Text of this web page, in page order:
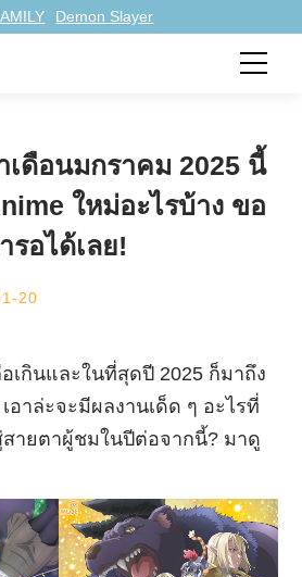
Demon Slayer
เดือนมกราคม 2025 นี้
ใหม่อะไรบ้าง ขอ
รอได้เลย!
20
อเกินและในที่สุดปี 2025 ก็มาถึง
อาล่ะจะมีผลงานเด็ด ๆ อะไรที่
สายตาผู้ชมในปีต่อจากนี้? มาดู